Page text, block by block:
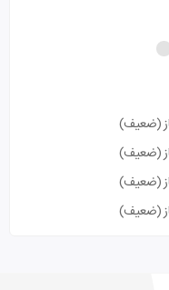
(ضعیف)
(ضعیف)
(ضعیف)
(ضعیف)